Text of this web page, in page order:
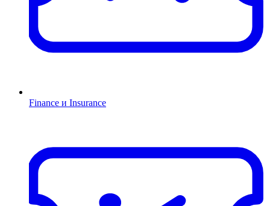
Finance и Insurance